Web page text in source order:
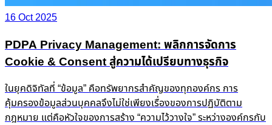
16 Oct 2025
PDPA Privacy Management: พลิกการจัดการ
ในยุคดิจิทัลที่ “ข้อมูล” คือทรัพยากรสำคัญของทุกองค์กร การคุ้มครอ
Read More